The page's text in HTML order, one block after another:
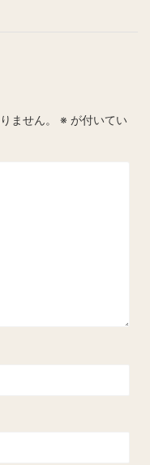
ません。 ※ が付いてい